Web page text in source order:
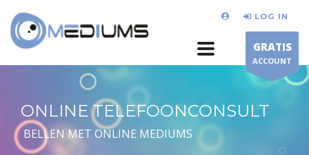
LOG IN
GRATIS
ACCOUNT
ONLINE TELEFOONCONSULT
BELLEN MET ONLINE MEDIUMS